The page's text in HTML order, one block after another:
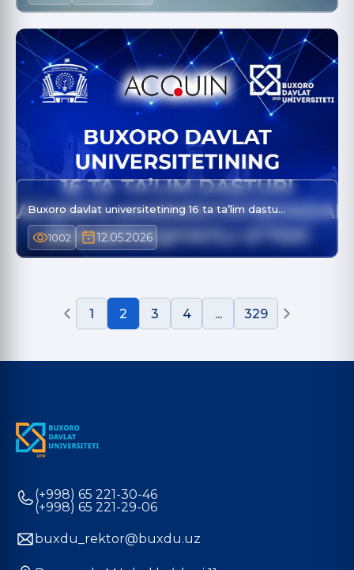
Buxoro davlat universitetining 16 ta ta’lim dastu…
1002 12.05.2026
1 2 3 4 ... 329
(+998) 65 221-30-46
(+998) 65 221-29-06
buxdu_rektor@buxdu.uz